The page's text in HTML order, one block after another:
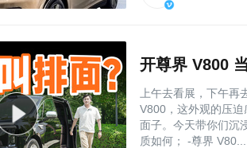
开尊界 V800
上午去看展，下午
V800，这外观的压
面子。今天带你们沉
质如何； -尊界